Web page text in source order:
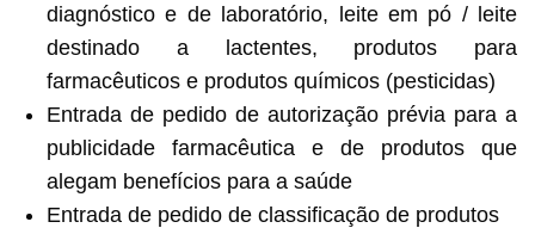
diagnóstico e de laboratório, leite em pó / leite
destinado a lactentes, produtos para
farmacêuticos e produtos químicos (pesticidas)
Entrada de pedido de autorização prévia para a
publicidade farmacêutica e de produtos que
alegam benefícios para a saúde
Entrada de pedido de classificação de produtos